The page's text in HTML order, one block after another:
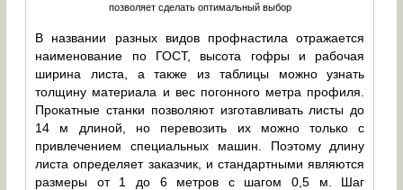
позволяет сделать оптимальный выбор
В названии разных видов профнастила отражается
наименование по ГОСТ, высота гофры и рабочая
ширина листа, а также из таблицы можно узнать
толщину материала и вес погонного метра профиля.
Прокатные станки позволяют изготавливать листы до
14 м длиной, но перевозить их можно только с
привлечением специальных машин. Поэтому длину
листа определяет заказчик, и стандартными являются
размеры от 1 до 6 метров с шагом 0,5 м. Шаг